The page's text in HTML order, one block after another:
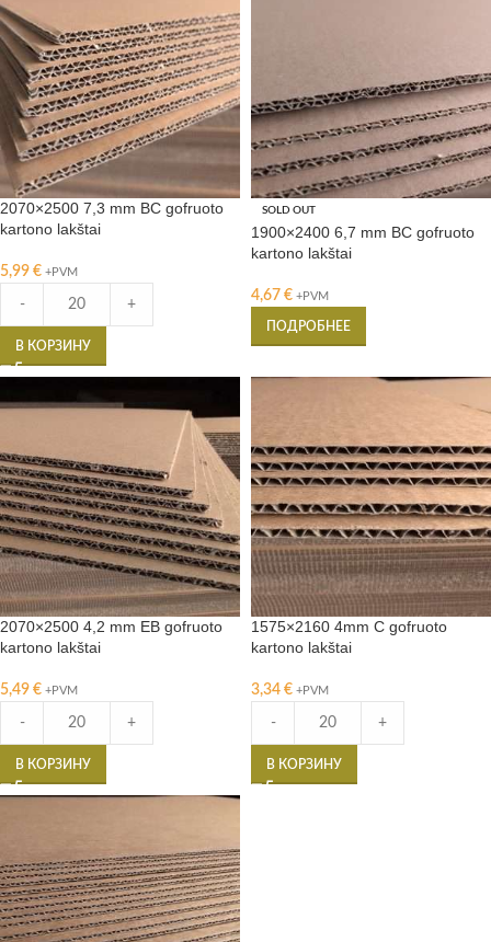
2070×2500 7,3 mm BC gofruoto
kartono lakštai
5,99 € +PVM
- +
В КОРЗИНУ
SOLD OUT
1900×2400 6,7 mm BC gofruoto
kartono lakštai
4,67 € +PVM
ПОДРОБНЕЕ
2070×2500 4,2 mm EB gofruoto
kartono lakštai
5,49 € +PVM
- +
В КОРЗИНУ
1575×2160 4mm C gofruoto
kartono lakštai
3,34 € +PVM
- +
В КОРЗИНУ